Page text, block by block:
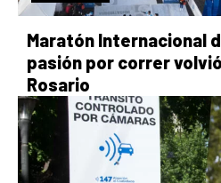
Maratón Internacional
pasión por correr
Rosario